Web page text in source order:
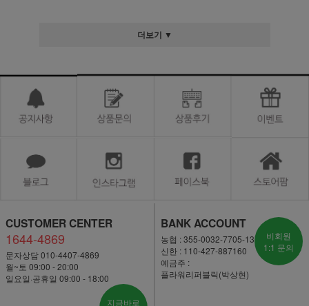
더보기 ▼
CUSTOMER CENTER
1644-4869
문자상담 010-4407-4869
월~토 09:00 - 20:00
일요일·공휴일 09:00 - 18:00
지금바로
BANK ACCOUNT
농협 : 355-0032-7705-13
신한 : 110-427-887160
예금주 :
플라워리퍼블릭(박상현)
비회원
1:1 문의